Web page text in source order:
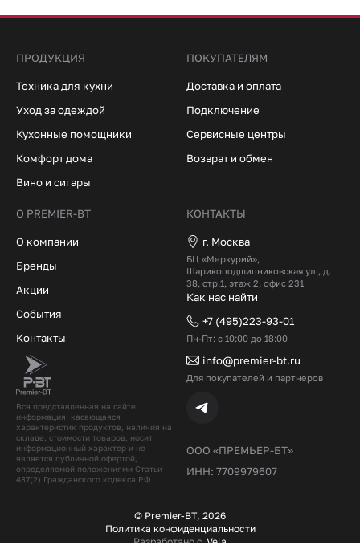
Вся представленная на сайте
информация, касающаяся
характеристик продуктов, наличия на
складе, стоимости товаров, носит
информационный характер и не
является публичной офертой,
определяемой положениями Статьи
437(2) Гражданского кодекcа РФ.
ООО «ПРЕМЬЕР-БТ»
ИНН: 7709979607
ПРОДУКЦИЯ
Техника для кухни
Уход за одеждой
Кухонные помощники
Комфорт дома
Вино и сигары
ПОКУПАТЕЛЯМ
Доставка и оплата
Подключение
Сервисные центры
Возврат и обмен
О PREMIER-BT
О компании
Бренды
Акции
События
Контакты
КОНТАКТЫ
г. Москва
БЦ «Меркурий»,
Шарикоподшипниковская ул., д.
38, стр.1, этаж 2, офис 231
Как нас найти
+7 (495)223-93-01
Пн-Пт: с 10:00 до 18:00
info@premier-bt.ru
Для покупателей и партнеров
© Premier-BT, 2026
Политика конфиденциальности
Разработано с Vela